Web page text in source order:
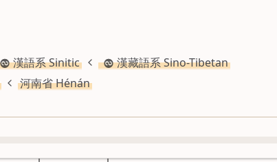
漢語系 Sinitic
漢藏語系 Sino-Tibetan
河南省 Hénán